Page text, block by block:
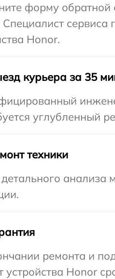
форму обратной
Специалист сервиса
Honor.
курьера за 35
углубленный
техники
анализа
ремонта и
устройства Honor